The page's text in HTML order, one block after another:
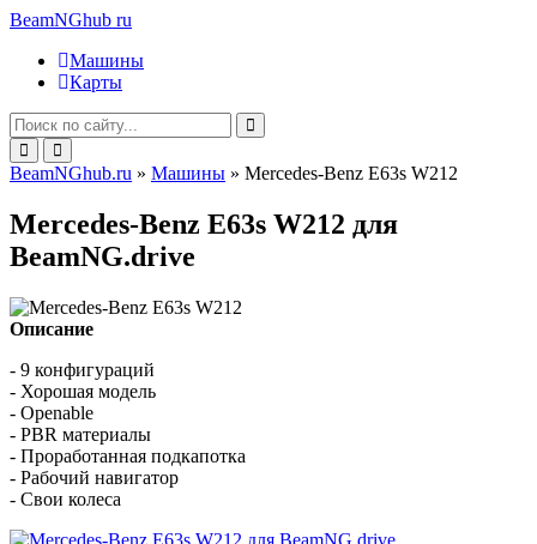
BeamNGhub ru
Машины
Карты
BeamNGhub.ru » Машины » Mercedes-Benz E63s W212
Mercedes-Benz E63s W212 для
BeamNG.drive
Описание
- 9 конфигураций
- Хорошая модель
- Openable
- PBR материалы
- Проработанная подкапотка
- Рабочий навигатор
- Свои колеса